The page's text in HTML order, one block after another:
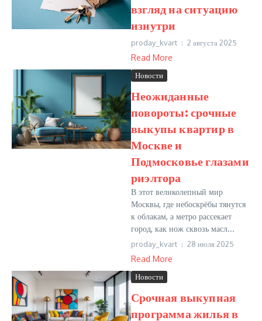
взгляд на ситуацию
изнутри
proday_kvart 2 августа 2025
Read More
Новости
Неожиданные
повороты: срочные
выкупы квартир в
Москве и
Подмосковье глазами
риэлтора
В этот великолепный мир
Москвы, где небоскрёбы тянутся
к облакам, а метро рассекает
город, как нож сквозь масл...
proday_kvart 28 июля 2025
Read More
Новости
Срочная выкупная
программа жилья в